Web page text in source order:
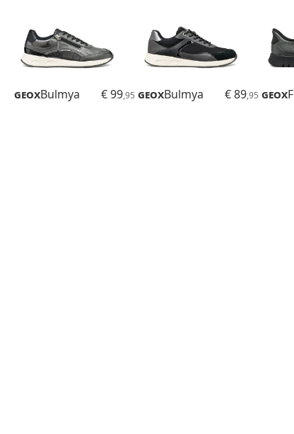
GeoxBulmya € 99,95 GeoxBulmya € 89,95 Geox